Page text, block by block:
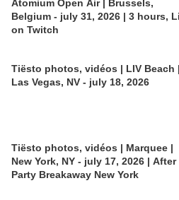
Atomium Open Air | Brussels,
Belgium - july 31, 2026 | 3 hours,
on Twitch
Tiësto photos, vidéos | LIV Beach |
Las Vegas, NV - july 18, 2026
Tiësto photos, vidéos | Marquee |
New York, NY - july 17, 2026 | After
Party Breakaway New York